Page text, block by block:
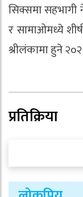
सिक्समा सहभागी
र सामाओमध्ये
श्रीलंकामा हुने
प्रतिक्रिया